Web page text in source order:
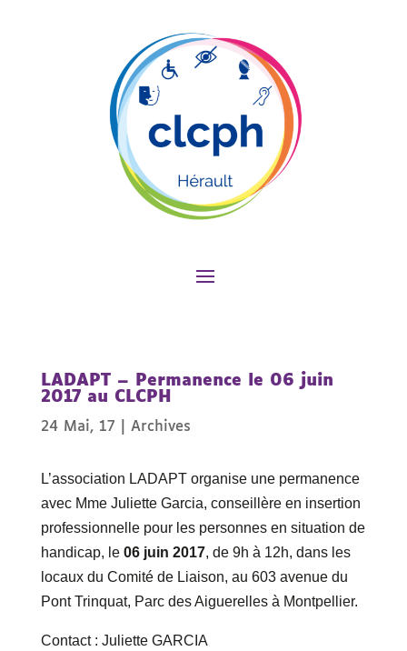
LADAPT – Permanence le 06 juin
2017 au CLCPH
24 Mai, 17 Archives
L’association LADAPT organise une permanence
avec Mme Juliette Garcia, conseillère en insertion
professionnelle pour les personnes en situation de
handicap, le 06 juin 2017, de 9h à 12h, dans les
locaux du Comité de Liaison, au 603 avenue du
Pont Trinquat, Parc des Aiguerelles à Montpellier.
Contact : Juliette GARCIA